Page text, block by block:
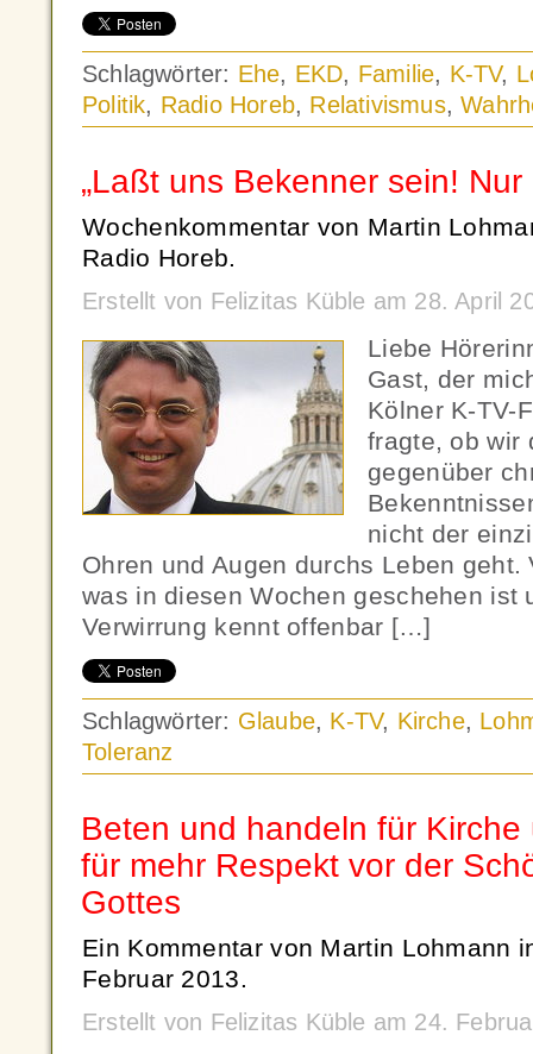
Schlagwörter: Ehe, EKD, Familie, K-TV,
Politik, Radio Horeb, Relativismus,
„Laßt uns Bekenner sein! Nur
Wochenkommentar von Martin
Radio Horeb.
Erstellt von Felizitas Küble am 28. April
Liebe
Gast, der
Kölner K-TV-
fragte, ob wir
gegenüber
nicht der
Ohren und Augen durchs Leben
was in diesen Wochen geschehen ist
Verwirrung kennt offenbar […]
Schlagwörter: Glaube, K-TV, Kirche,
Toleranz
Beten und handeln für
für mehr Respekt vor der
Gottes
Ein Kommentar von Martin Lohmann
Februar 2013.
Erstellt von Felizitas Küble am 24.